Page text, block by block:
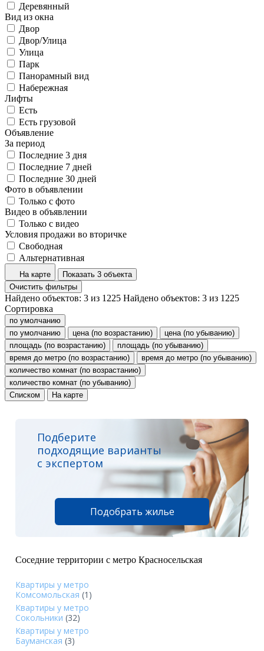
Деревянный
Вид из окна
Двор
Двор/Улица
Улица
Парк
Панорамный вид
Набережная
Лифты
Есть
Есть грузовой
Объявление
За период
Последние 3 дня
Последние 7 дней
Последние 30 дней
Фото в объявлении
Только с фото
Видео в объявлении
Только с видео
Условия продажи во вторичке
Свободная
Альтернативная
На карте
Показать 3 объекта
Очистить фильтры
Найдено объектов: 3 из 1225 Найдено объектов: 3 из 1225
Сортировка
по умолчанию
по умолчанию
цена (по возрастанию)
цена (по убыванию)
площадь (по возрастанию)
площадь (по убыванию)
время до метро (по возрастанию)
время до метро (по убыванию)
количество комнат (по возрастанию)
количество комнат (по убыванию)
Списком
На карте
Подберите
подходящие варианты
с экспертом
Подобрать жилье
Соседние территории с метро Красносельская
Квартиры у метро
Комсомольская (1)
Квартиры у метро
Сокольники (32)
Квартиры у метро
Бауманская (3)